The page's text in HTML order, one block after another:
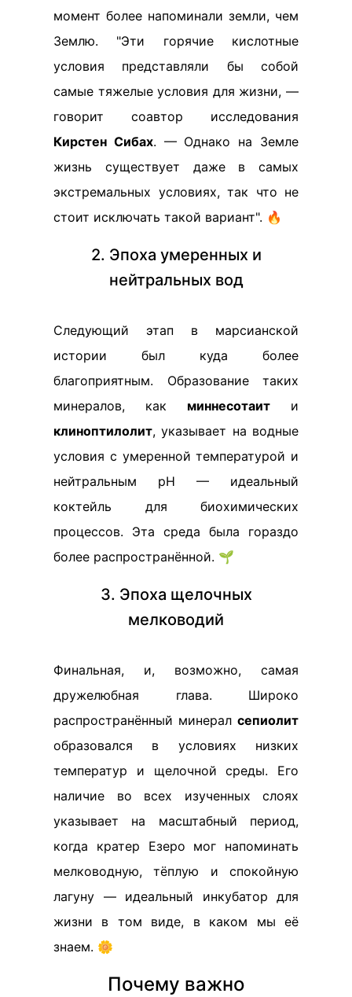
момент более напоминали земли, чем
Землю. "Эти горячие кислотные
условия представляли бы собой
самые тяжелые условия для жизни, —
говорит соавтор исследования
Кирстен Сибах. — Однако на Земле
жизнь существует даже в самых
экстремальных условиях, так что не
стоит исключать такой вариант". 🔥
2. Эпоха умеренных и
нейтральных вод
Следующий этап в марсианской
истории был куда более
благоприятным. Образование таких
минералов, как миннесотаит и
клиноптилолит, указывает на водные
условия с умеренной температурой и
нейтральным pH — идеальный
коктейль для биохимических
процессов. Эта среда была гораздо
более распространённой. 🌱
3. Эпоха щелочных
мелководий
Финальная, и, возможно, самая
дружелюбная глава. Широко
распространённый минерал сепиолит
образовался в условиях низких
температур и щелочной среды. Его
наличие во всех изученных слоях
указывает на масштабный период,
когда кратер Езеро мог напоминать
мелководную, тёплую и спокойную
лагуну — идеальный инкубатор для
жизни в том виде, в каком мы её
знаем. 🌼
Почему важно